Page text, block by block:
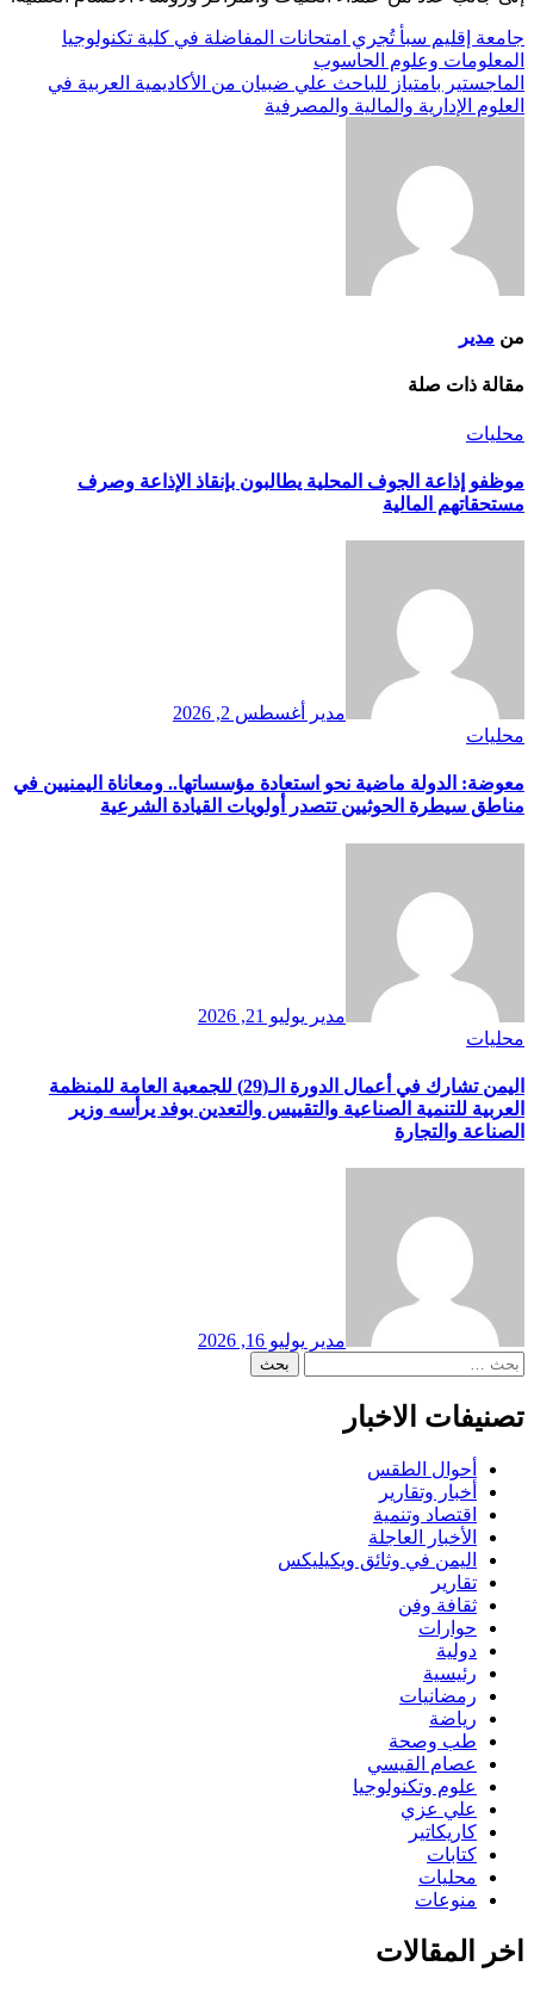
تصفّح
المقالات
جامعة إقليم سبأ تُجري امتحانات المفاضلة في كلية تكنولوجيا
المعلومات وعلوم الحاسوب
الماجستير بامتياز للباحث علي ضبيان من الأكاديمية العربية في
العلوم الإدارية والمالية والمصرفية
من مدير
مقالة ذات صلة
محليات
موظفو إذاعة الجوف المحلية يطالبون بإنقاذ الإذاعة وصرف
مستحقاتهم المالية
مدير
أغسطس 2, 2026
محليات
معوضة: الدولة ماضية نحو استعادة مؤسساتها.. ومعاناة اليمنيين في
مناطق سيطرة الحوثيين تتصدر أولويات القيادة الشرعية
مدير يوليو 21, 2026
محليات
اليمن تشارك في أعمال الدورة الـ(29) للجمعية العامة للمنظمة
العربية للتنمية الصناعية والتقييس والتعدين بوفد يرأسه وزير
الصناعة والتجارة
مدير يوليو 16, 2026
البحث
تصنيفات الاخبار
أحوال الطقس
أخبار وتقارير
اقتصاد وتنمية
الأخبار العاجلة
اليمن في وثائق ويكيليكس
تقارير
ثقافة وفن
حوارات
دولية
رئيسية
رمضانيات
رياضة
طب وصحة
عصام القيسي
علوم وتكنولوجيا
علي عزي
كاريكاتير
كتابات
محليات
منوعات
اخر المقالات